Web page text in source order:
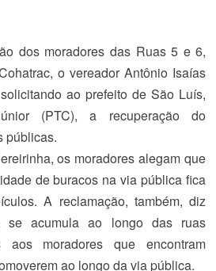
dos moradores das Ruas 5 e 6,
o vereador Antônio Isaías
ao prefeito de São Luís,
(PTC), a recuperação do
públicas.
os moradores alegam que
de buracos na via pública fica
A reclamação, também, diz
se acumula ao longo das ruas
aos moradores que encontram
ao longo da via pública.